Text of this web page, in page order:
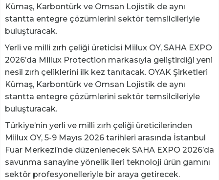
Kümaş, Karbontürk ve Omsan Lojistik de aynı
stantta entegre çözümlerini sektör temsilcileriyle
buluşturacak.
Yerli ve milli zırh çeliği üreticisi Miilux OY, SAHA EXPO
2026’da Miilux Protection markasıyla geliştirdiği yeni
nesil zırh çeliklerini ilk kez tanıtacak. OYAK Şirketleri
Kümaş, Karbontürk ve Omsan Lojistik de aynı
stantta entegre çözümlerini sektör temsilcileriyle
buluşturacak.
Türkiye’nin yerli ve milli zırh çeliği üreticilerinden
Miilux OY, 5-9 Mayıs 2026 tarihleri arasında İstanbul
Fuar Merkezi’nde düzenlenecek SAHA EXPO 2026’da
savunma sanayine yönelik ileri teknoloji ürün gamını
sektör profesyonelleriyle bir araya getirecek.